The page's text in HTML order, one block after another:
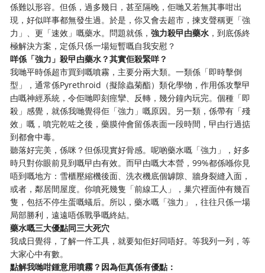
係難以形容。但係，過多幾日，甚至隔晚，佢哋又若無其事咁出
現，好似咩事都無發生過。於是，你又會去超市，揀支聲稱更「強
力」、更「速效」嘅藥水。問題就係，強力殺曱甴藥水 ，到底係終
極解決方案，定係只係一場短暫嘅自我安慰？
咩係「強力」殺曱甴藥水？其實佢殺緊咩？
我哋平時係超市買到嘅噴霧，主要分兩大類。一類係「即時擊倒
型」，通常係Pyrethroid（擬除蟲菊酯）類化學物，作用係攻擊曱
甴嘅神經系統，令佢哋即刻痙攣、反轉，幾分鐘內玩完。個種「即
殺」感覺，就係我哋覺得佢「強力」嘅原因。另一類，係帶有「殘
效」嘅，噴完乾咗之後，藥膜仲會留係表面一段時間，曱甴行過掂
到都會中毒。
聽落好完美，係咪？但係現實好骨感。呢啲藥水嘅「強力」，好多
時只對你眼前見到嘅曱甴有效。而曱甴嘅大本營，99%都係喺你見
唔到嘅地方：雪櫃壓縮機後面、洗衣機底個罅隙、牆身裂縫入面，
或者，鄰居間屋度。你噴死幾隻「前線工人」，巢穴裡面仲有幾百
隻，包括不停生蛋嘅蟻后。所以，藥水嘅「強力」，往往只係一場
局部勝利，遠遠唔係戰爭嘅終結。
藥水嘅三大優點同三大死穴
我成日覺得，了解一件工具，就要知佢好同唔好。等我列一列，等
大家心中有數。
點解我哋咁鍾意用噴霧？因為佢真係有優點：